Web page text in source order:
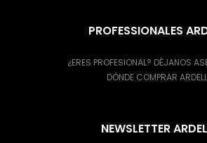
PROFESSIONALES
¿ERES PROFESIONAL? DÉJANOS
DÓNDE COMPRAR ARDELL
NEWSLETTER